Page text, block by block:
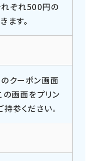
ぞれ500円の
ます。
クーポン画面
の画面をプリン
参ください。